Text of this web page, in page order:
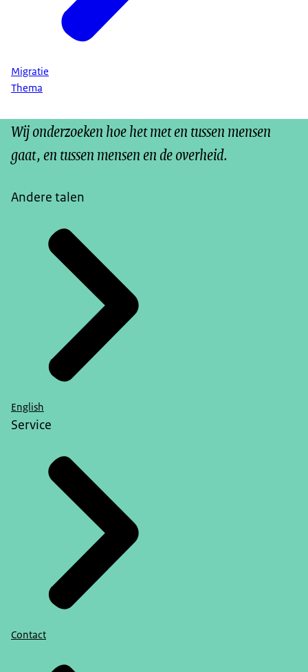
Migratie
Thema
Wij onderzoeken hoe het met en tussen mensen
gaat, en tussen mensen en de overheid.
Andere talen
English
Service
Contact